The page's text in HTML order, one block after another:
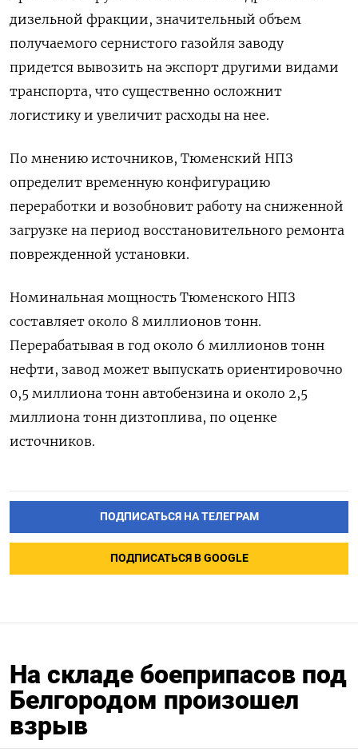
дизельной фракции, значительный объем
получаемого сернистого газойля заводу
придется вывозить на экспорт другими видами
транспорта, что существенно осложнит
логистику и увеличит расходы на нее.
По мнению источников, Тюменский НПЗ
определит временную конфигурацию
переработки ​и возобновит работу ⁠на сниженной
загрузке на период восстановительного ремонта
поврежденной установки.
Номинальная мощность Тюменского НПЗ
‌составляет около 8 миллионов тонн.
Перерабатывая в год ‌около 6 миллионов тонн
нефти, завод может выпускать ориентировочно ​
0,5 миллиона тонн автобензина и около 2,5
‌миллиона тонн дизтоплива, по оценке
источников.
ПОДПИСАТЬСЯ НА ТЕЛЕГРАМ
ПОДПИСАТЬСЯ В GOOGLE
На складе боеприпасов под
Белгородом произошел
взрыв